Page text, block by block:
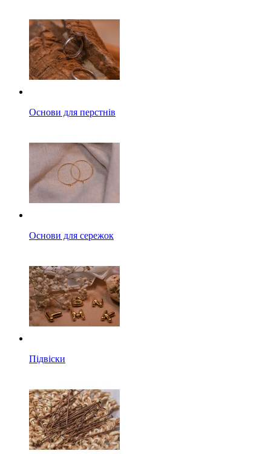
Основи для перстнів
Основи для сережок
Підвіски